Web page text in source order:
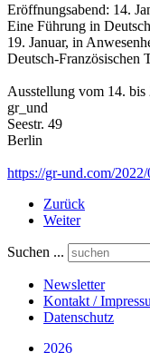
Eröffnungsabend: 14.
Eine Führung in
19. Januar, in
Deutsch-Französischen
Ausstellung vom 14. bis
gr_und
Seestr. 49
Berlin
https://gr-und.com/
Zurück
Weiter
Suchen ...
Newsletter
Kontakt /
Datenschutz
2026